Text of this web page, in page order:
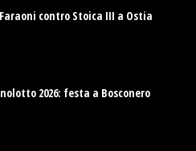
Faraoni contro Stoica III a Ostia
2026: festa a Bosconero